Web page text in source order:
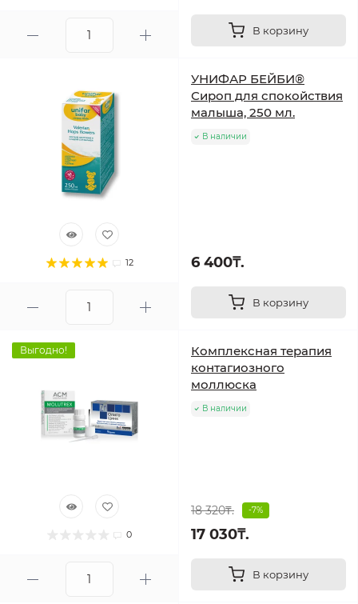
В корзину
12
УНИФАР БЕЙБИ®
Сироп для спокойствия
малыша, 250 мл.
В наличии
6 400₸.
В корзину
Выгодно!
0
Комплексная терапия
контагиозного
моллюска
В наличии
18 320₸. -7%
17 030₸.
В корзину